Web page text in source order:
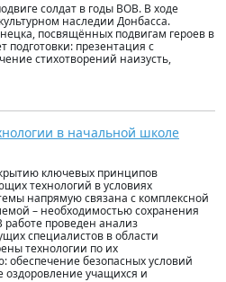
солдат в годы ВОВ. В ходе
наследии Донбасса.
посвящённых подвигам героев в
подготовки: презентация с
стихотворений наизусть,
в начальной школе
ключевых принципов
технологий в условиях
напрямую связана с комплексной
– необходимостью сохранения
работе проведен анализ
специалистов в области
технологии по их
безопасных условий
оздоровление учащихся и